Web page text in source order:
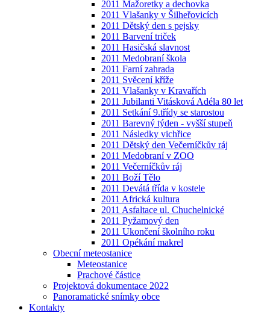
2011 Mažoretky a dechovka
2011 Vlašanky v Šilheřovicích
2011 Dětský den s pejsky
2011 Barvení triček
2011 Hasičská slavnost
2011 Medobraní škola
2011 Farní zahrada
2011 Svěcení kříže
2011 Vlašanky v Kravařích
2011 Jubilanti Vitásková Adéla 80 let
2011 Setkání 9.třídy se starostou
2011 Barevný týden - vyšší stupeň
2011 Následky vichřice
2011 Dětský den Večerníčkův ráj
2011 Medobraní v ZOO
2011 Večerníčkův ráj
2011 Boží Tělo
2011 Devátá třída v kostele
2011 Africká kultura
2011 Asfaltace ul. Chuchelnické
2011 Pyžamový den
2011 Ukončení školního roku
2011 Opékání makrel
Obecní meteostanice
Meteostanice
Prachové částice
Projektová dokumentace 2022
Panoramatické snímky obce
Kontakty